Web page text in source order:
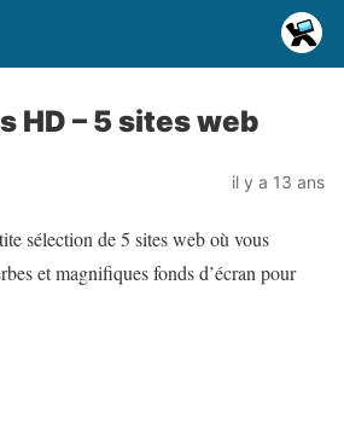
HD – 5 sites web
il y a 13 ans
sélection de 5 sites web où vous
et magnifiques fonds d’écran pour